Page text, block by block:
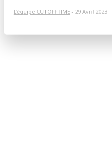
L'équipe CUTOFFTIME - 29 Avril 2023